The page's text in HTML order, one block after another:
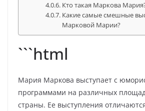
Кто такая Маркова
Какие самые смешные
Марковой Марии?
```html
Мария Маркова выступает с
программами на различных
страны. Ее выступления